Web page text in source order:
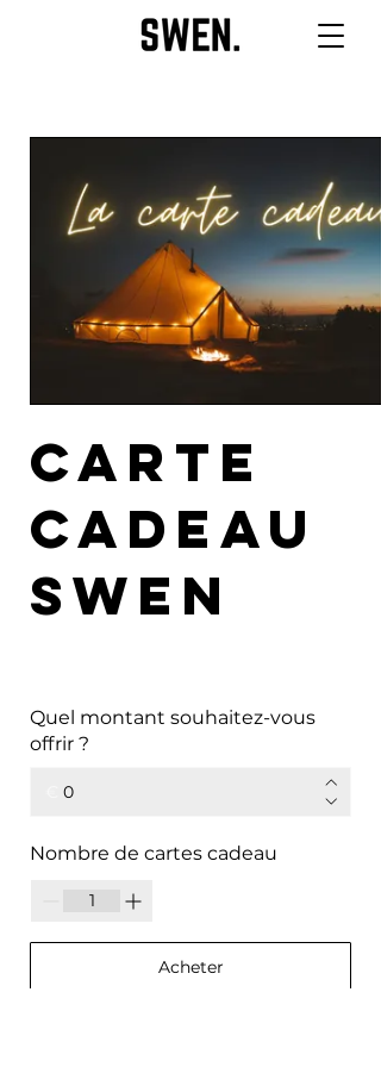
Carte
cadeau
SWEN
Quel montant souhaitez-vous
offrir ?
Nombre de cartes cadeau
Acheter